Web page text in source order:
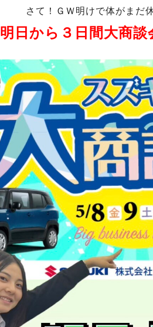
さて！ＧＷ明けで体がまだ
明日から３日間大商